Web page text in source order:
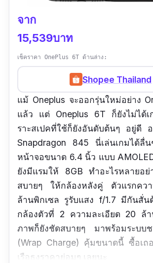
จาก
15,539บาท
เช็คราคา OnePlus 6T ด้านล่าง:
Shopee Thailand
แม้ Oneplus จะออกรุ่นใหม่อย่าง
แล้ว แต่ Oneplus 6T ก็ยังไม่ได้เ
ราะสเปคที่ใช้ก็ยังอันดับต้นๆ อยู่ดี
Snapdragon 845 นี่เล่นเกมได้ลื่
หน้าจอขนาด 6.4 นิ้ว แบบ
ยังมีแรมให้ 8GB ทำอะไรหลายอย่
สบายๆ ให้กล้องหลังคู่ ตัวแรกคว
ล้านพิกเซล รูรับแสง f/1.7 มีกันสั่น
กล้องตัวที่ 2 ความละเอียด 20 ล้
ภาพก็ยังชัดสบายๆ มาพร้อมระบบ
(Wrap Charge) คุ้มขนาดนี้ ซื้อเถ
เรือธงราคาย่อมๆ เลยนะ